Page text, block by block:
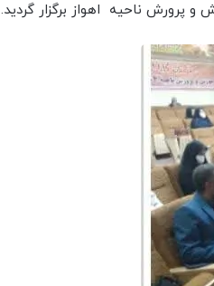
پرورش ناحیه اهواز برگزار گردید.